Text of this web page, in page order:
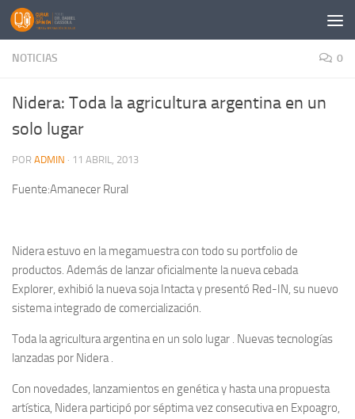
Saltar al contenido
NOTICIAS 0
Nidera: Toda la agricultura argentina en un
solo lugar
POR ADMIN · 11 ABRIL, 2013
Fuente:Amanecer Rural
Nidera estuvo en la megamuestra con todo su portfolio de
productos. Además de lanzar oficialmente la nueva cebada
Explorer, exhibió la nueva soja Intacta y presentó Red-IN, su nuevo
sistema integrado de comercialización.
Toda la agricultura argentina en un solo lugar . Nuevas tecnologías
lanzadas por Nidera .
Con novedades, lanzamientos en genética y hasta una propuesta
artística, Nidera participó por séptima vez consecutiva en Expoagro,